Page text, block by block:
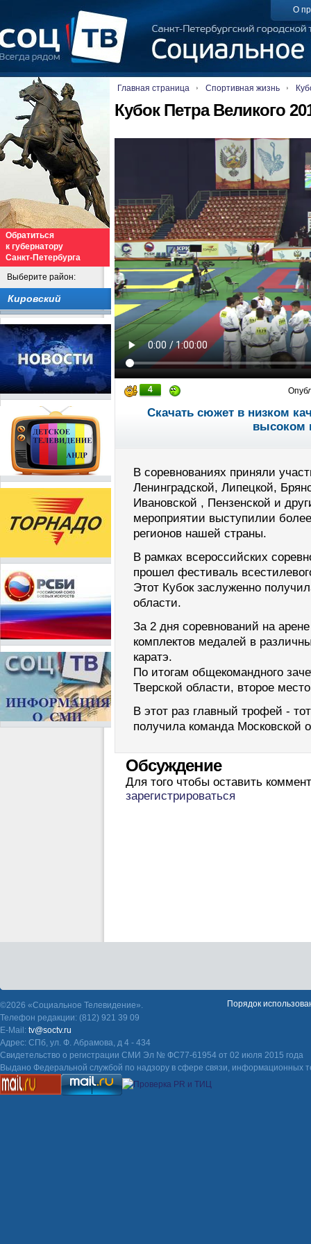
О
Обратиться
к губернатору
Санкт-Петербурга
Выберите район:
Кировский
Главная страница Спортивная жизнь
Кубок Петра Великого
4
Скачать сюжет в низком
высоком
В соревнованиях приняли
Ленинградской, Липецкой,
Ивановской , Пензенской и
мероприятии выступилии
регионов нашей страны.
В рамках всероссийских
прошел фестиваль
Этот Кубок заслуженно
области.
За 2 дня соревнований на
комплектов медалей в
каратэ.
По итогам общекомандного
Тверской области, второе
В этот раз главный трофей -
получила команда Московской
Обсуждение
Для того чтобы оставить
зарегистрироваться
©2026 «Социальное Телевидение».
Телефон редакции: (812) 921 39 09
E-Mail: tv@soctv.ru
Адрес: СПб, ул. Ф. Абрамова, д 4 - 434
Свидетельство о регистрации СМИ Эл № ФС77-61954 от 02 июля 2015 года
Выдано Федеральной службой по надзору в сфере связи, информационных
Порядок